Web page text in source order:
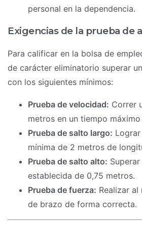
personal en la dependencia.
Exigencias de la prueba de
Para calificar en la bolsa de
de carácter eliminatorio superar
con los siguientes mínimos:
Prueba de velocidad: Correr
metros en un tiempo
Prueba de salto largo:
mínima de 2 metros de
Prueba de salto alto:
establecida de 0,75 metros.
Prueba de fuerza: Realizar
de brazo de forma correcta.